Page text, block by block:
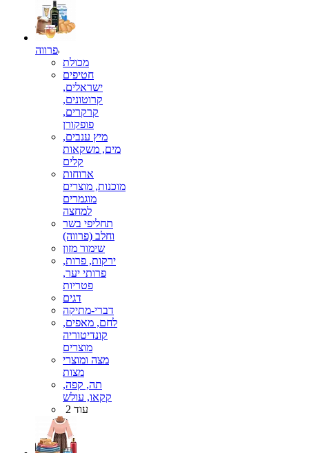
פרווה
מכולת
חטיפים
ישראלים,
קרוטונים,
קרקרים,
פופקורן
מיץ ענבים,
מים, משקאות
קלים
ארוחות
מוכנות, מוצרים
מוגמרים
למחצה
תחליפי בשר
וחלב (פרווה)
שימור מזון
ירקות, פרות,
פרותי יער,
פטריות
דגים
דברי-מתיקה
לחם, מאפים,
קונדיטוריה
מוצרים
מצה ומוצרי
מצות
תה, קפה,
קקאו, עולש
עוד 2